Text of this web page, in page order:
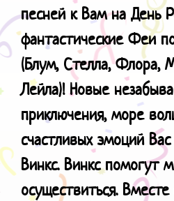
песней к Вам на День
фантастические Феи
(Блум, Стелла, Флора,
Лейла)! Новые
приключения, море
счастливых эмоций
Винкс. Винкс помогут
осуществиться.